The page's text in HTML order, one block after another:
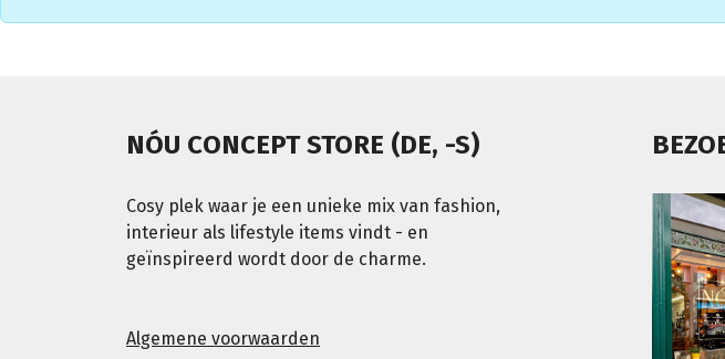
NÓU CONCEPT STORE (DE, -S)
Cosy plek waar je een unieke mix van fashion,
interieur als lifestyle items vindt - en
geïnspireerd wordt door de charme.
Algemene voorwaarden